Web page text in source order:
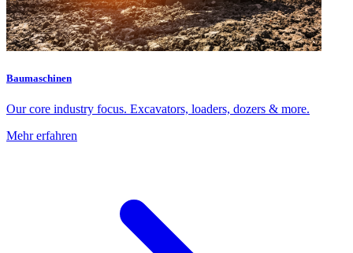
Baumaschinen
Our core industry focus. Excavators, loaders, dozers & more.
Mehr erfahren